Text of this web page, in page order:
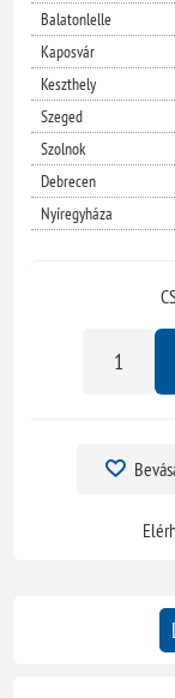
Balatonlelle
Kaposvár
Keszthely
Szeged
Szolnok
Debrecen
Nyíregyháza